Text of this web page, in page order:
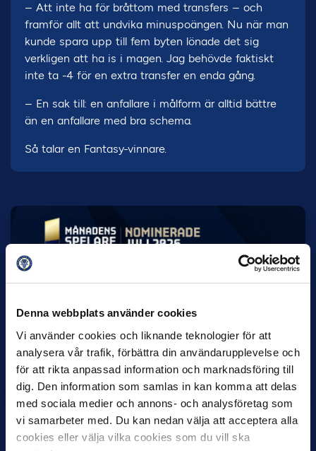
Denna webbplats använder cookies
Vi använder cookies och liknande teknologier för att
analysera vår trafik, förbättra din användarupplevelse och
för att rikta anpassad information och marknadsföring till
dig. Den information som samlas in kan komma att delas
med sociala medier och annons- och analysföretag som
vi samarbeter med. Du kan nedan välja att acceptera alla
cookies eller välja vilka cookies som du vill ska
– Att inte ha för bråttom med transfers – och
framför allt att undvika minuspoängen. Nu när man
kunde spara upp till fem byten lönade det sig
verkligen att ha is i magen. Jag behövde faktiskt
inte ta -4 för en extra transfer en enda gång.
– En sak till: en anfallare i målform är alltid bättre
än en anfallare med bra schema.
Så talar en Fantasy-vinnare.
7 AUGUSTI
juli
IK Sirius fortsätter att sätta tonen i Allsvenskan med sin
överlägsna serieledning. Det avspeglas även i nomineringarna
till…